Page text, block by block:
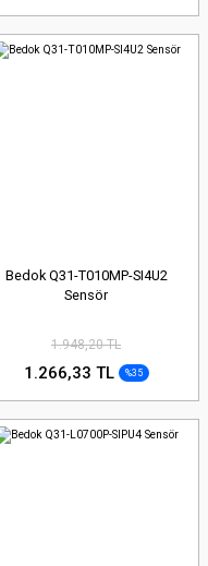
Bedok Q31-T010MP-SI4U2
Sensör
1.948,20 TL
1.266,33 TL %35